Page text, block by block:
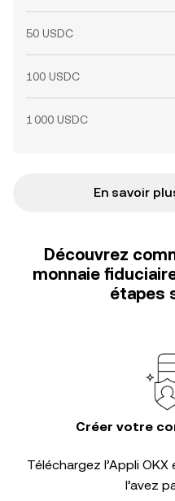
50 USDC
100 USDC
1 000 USDC
En savoir
Découvrez
monnaie
étapes
Créer votre
Téléchargez l’Appli
l’avez